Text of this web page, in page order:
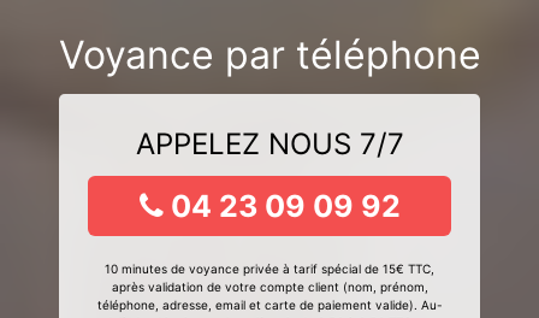
Voyance par téléphone
APPELEZ NOUS 7/7
04 23 09 09 92
10 minutes de voyance privée à tarif spécial de 15€ TTC,
après validation de votre compte client (nom, prénom,
téléphone, adresse, email et carte de paiement valide). Au-